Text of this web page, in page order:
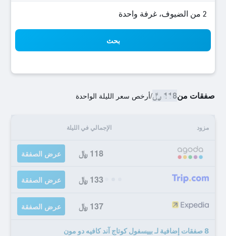
2 من الضيوف، غرفة واحدة
بحث
صفقات من118 ﷼ /أرخص سعر الليلة الواحدة
مزود الإجمالي في الليلة
118 ﷼ عرض الصفقة
133 ﷼ عرض الصفقة
137 ﷼ عرض الصفقة
8 صفقات إضافية لـ بييسفول كوتاج آند كافيه دو مون